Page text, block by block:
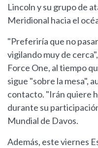
Lincoln y su grupo de
Meridional hacia el
"Preferiría que no
vigilando muy de
Force One, al tiempo
sigue "sobre la mesa",
contacto. "Irán quiere
durante su
Mundial de Davos.
Además, este viernes